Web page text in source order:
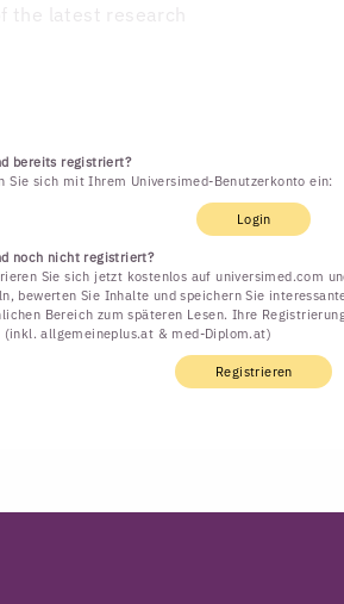
the latest research
bereits registriert?
Sie sich mit Ihrem Universimed-Benutzerkonto ein:
Login
noch nicht registriert?
Sie sich jetzt kostenlos auf universimed.com
bewerten Sie Inhalte und speichern Sie
Bereich zum späteren Lesen. Ihre
(inkl. allgemeineplus.at & med-Diplom.at)
Registrieren